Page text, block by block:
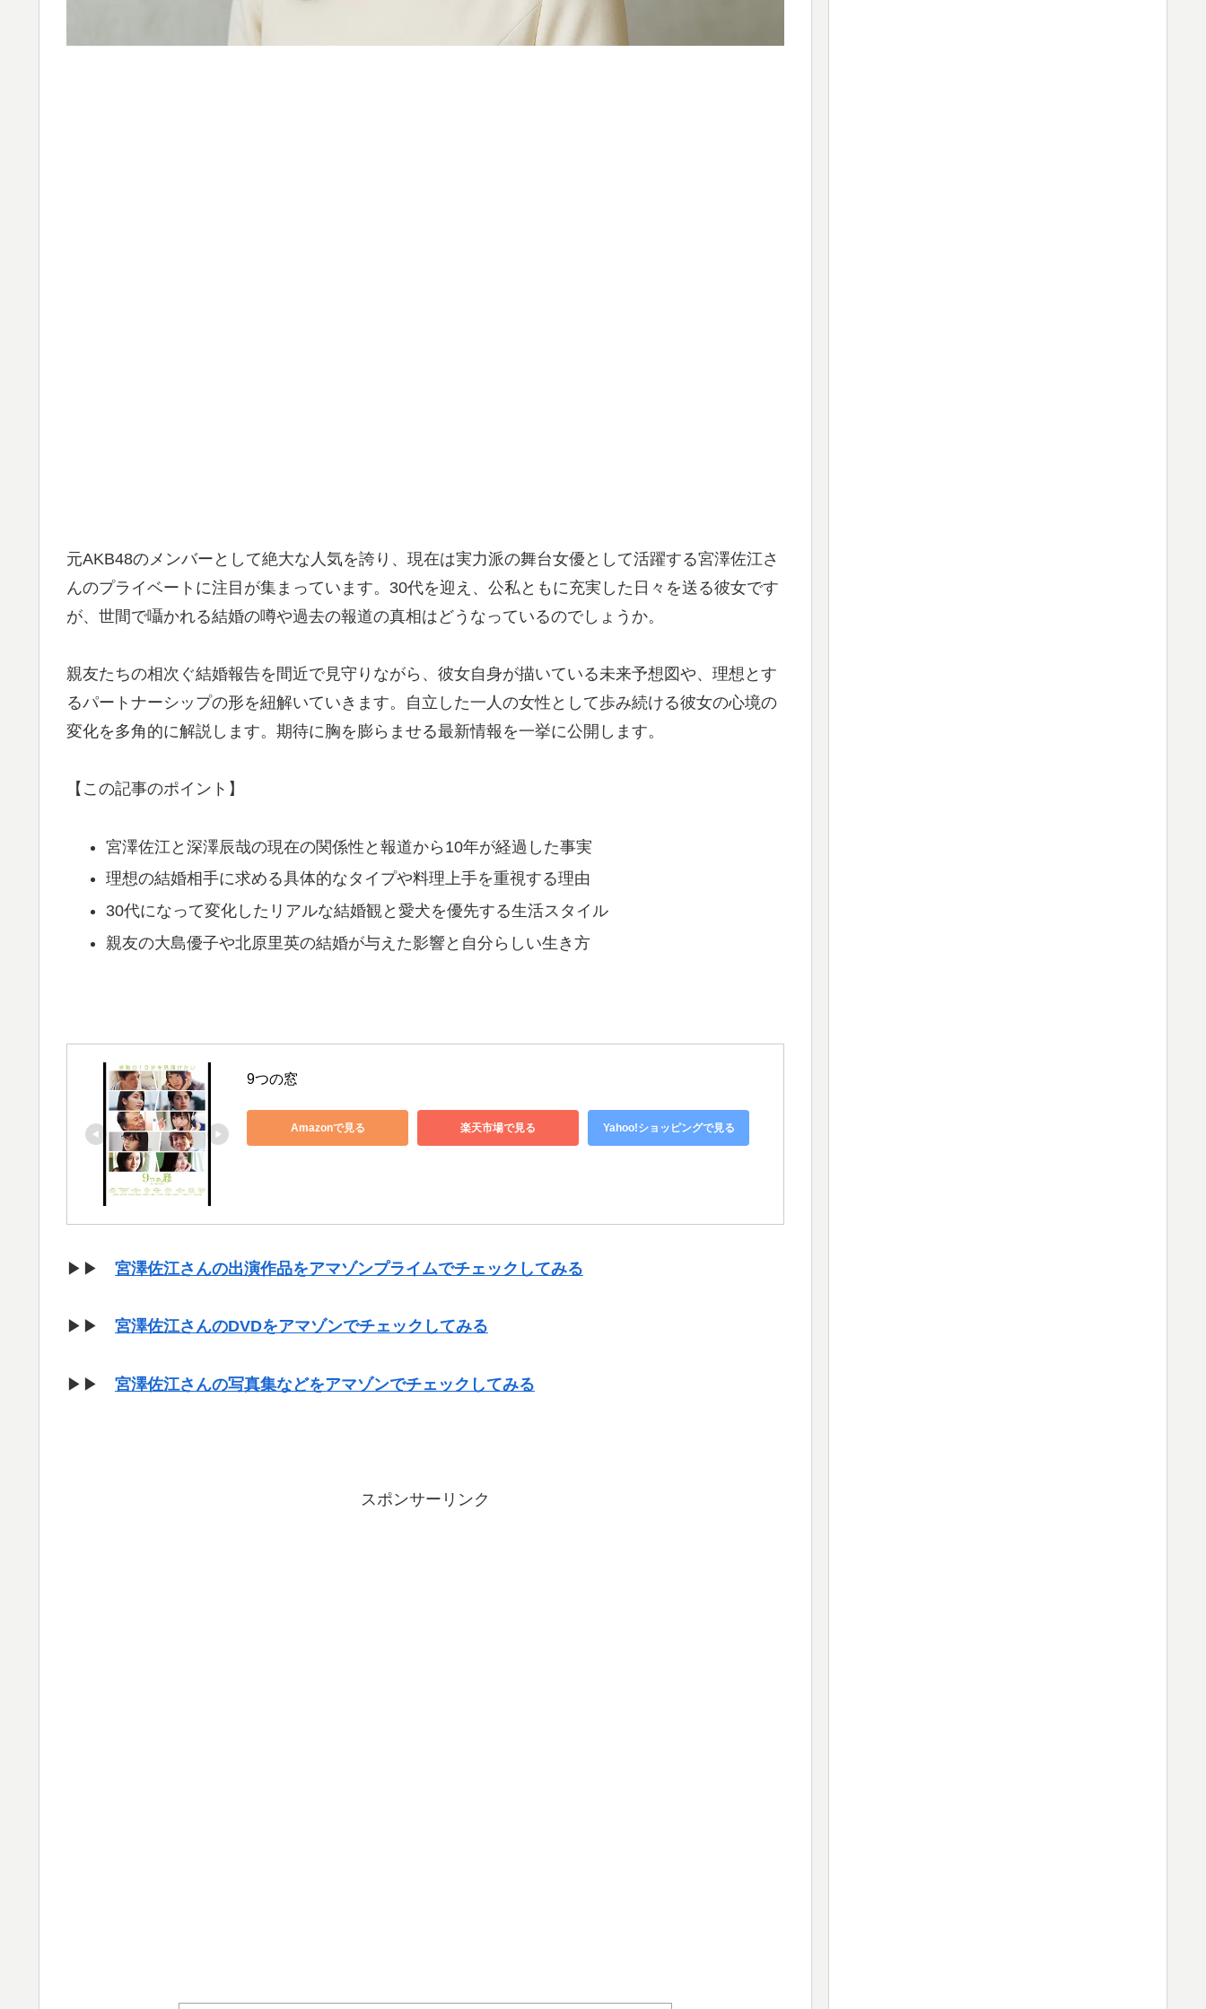
元AKB48のメンバーとして絶大な人気を誇り、現在は実力派の舞台女優として活躍する宮澤佐江さ
んのプライベートに注目が集まっています。30代を迎え、公私ともに充実した日々を送る彼女です
が、世間で囁かれる結婚の噂や過去の報道の真相はどうなっているのでしょうか。
親友たちの相次ぐ結婚報告を間近で見守りながら、彼女自身が描いている未来予想図や、理想とす
るパートナーシップの形を紐解いていきます。自立した一人の女性として歩み続ける彼女の心境の
変化を多角的に解説します。期待に胸を膨らませる最新情報を一挙に公開します。
【この記事のポイント】
宮澤佐江と深澤辰哉の現在の関係性と報道から10年が経過した事実
理想の結婚相手に求める具体的なタイプや料理上手を重視する理由
30代になって変化したリアルな結婚観と愛犬を優先する生活スタイル
親友の大島優子や北原里英の結婚が与えた影響と自分らしい生き方
9つの窓
Amazonで見る 楽天市場で見る Yahoo!ショッピングで見る
▶▶ 宮澤佐江さんの出演作品をアマゾンプライムでチェックしてみる
▶▶ 宮澤佐江さんのDVDをアマゾンでチェックしてみる
▶▶ 宮澤佐江さんの写真集などをアマゾンでチェックしてみる
スポンサーリンク